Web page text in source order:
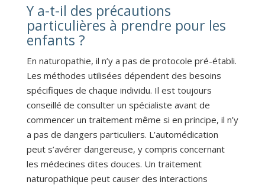
Y a-t-il des précautions
particulières à prendre pour les
enfants ?
En naturopathie, il n’y a pas de protocole pré-établi.
Les méthodes utilisées dépendent des besoins
spécifiques de chaque individu. Il est toujours
conseillé de consulter un spécialiste avant de
commencer un traitement même si en principe, il n’y
a pas de dangers particuliers. L’automédication
peut s’avérer dangereuse, y compris concernant
les médecines dites douces. Un traitement
naturopathique peut causer des interactions